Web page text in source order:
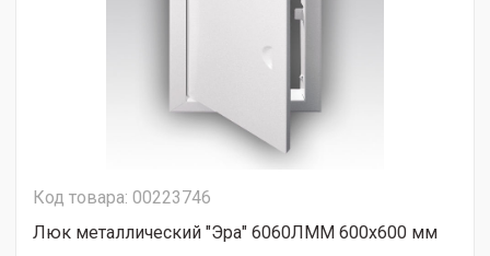
Код товара: 00223746
Люк металлический "Эра" 6060ЛММ 600х600 мм